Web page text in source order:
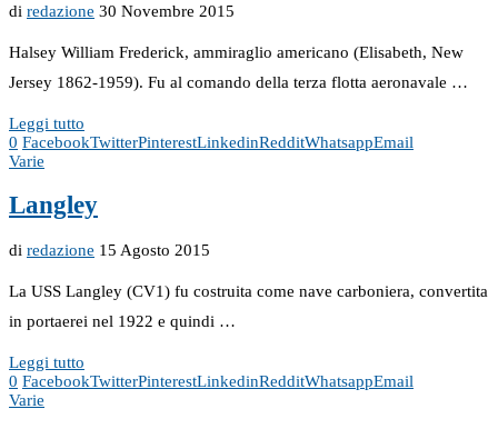
di redazione 30 Novembre 2015
Halsey William Frederick, ammiraglio americano (Elisabeth, New
Jersey 1862-1959). Fu al comando della terza flotta aeronavale …
Leggi tutto
0 FacebookTwitterPinterestLinkedinRedditWhatsappEmail
Varie
Langley
di redazione 15 Agosto 2015
La USS Langley (CV1) fu costruita come nave carboniera, convertita
in portaerei nel 1922 e quindi …
Leggi tutto
0 FacebookTwitterPinterestLinkedinRedditWhatsappEmail
Varie